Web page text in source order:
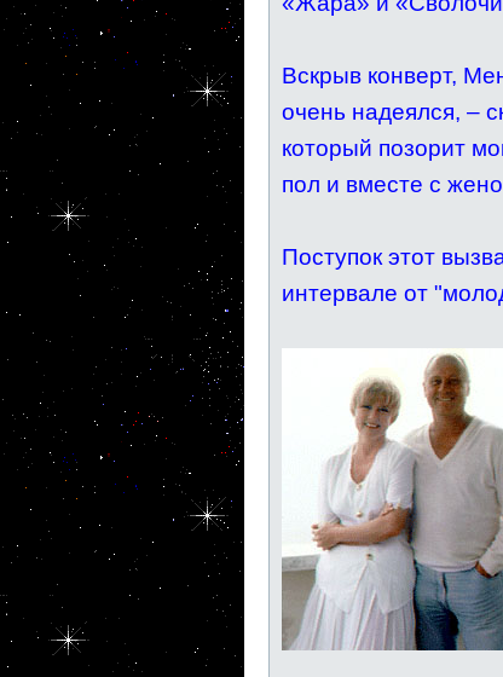
Вскрыв конверт,
очень надеялся, –
который позорит
пол и вместе с
Поступок этот
интервале от